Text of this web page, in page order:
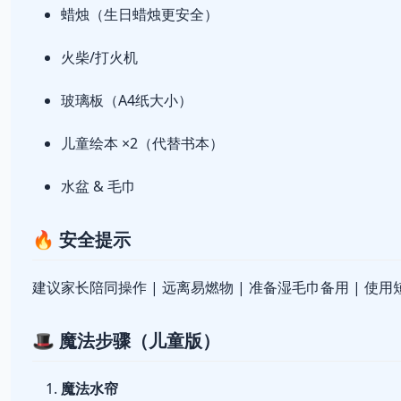
蜡烛（生日蜡烛更安全）
火柴/打火机
玻璃板（A4纸大小）
儿童绘本 ×2（代替书本）
水盆 & 毛巾
🔥 安全提示
建议家长陪同操作 | 远离易燃物 | 准备湿毛巾备用 | 使用
🎩 魔法步骤（儿童版）
魔法水帘